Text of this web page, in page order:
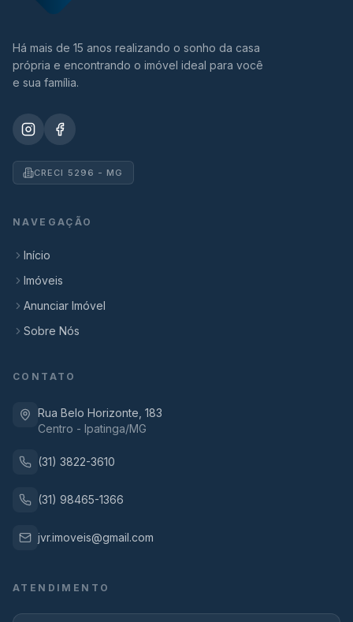
Há mais de 15 anos realizando o sonho da casa
própria e encontrando o imóvel ideal para você
e sua família.
CRECI 5296 - MG
NAVEGAÇÃO
Início
Imóveis
Anunciar Imóvel
Sobre Nós
CONTATO
Rua Belo Horizonte, 183
Centro - Ipatinga/MG
(31) 3822-3610
(31) 98465-1366
jvr.imoveis@gmail.com
ATENDIMENTO